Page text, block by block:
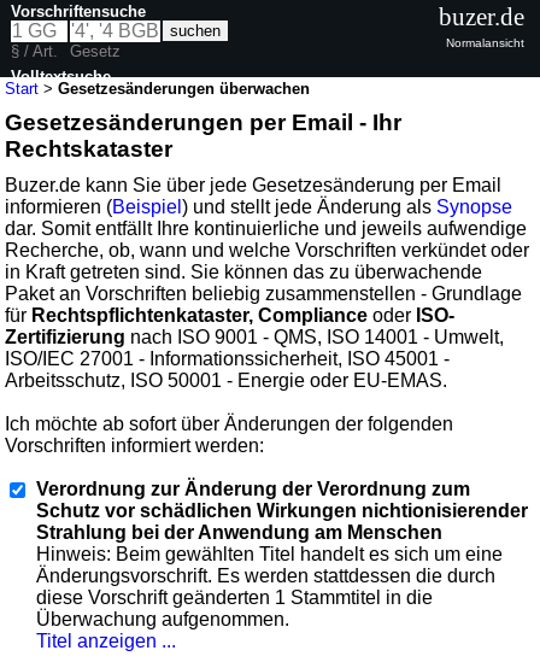
Start >Gesetzesänderungen überwachen
Gesetzesänderungen per Email - Ihr
Rechtskataster
Buzer.de kann Sie über jede Gesetzesänderung per Email
informieren (Beispiel) und stellt jede Änderung als Synopse
dar. Somit entfällt Ihre kontinuierliche und jeweils aufwendige
Recherche, ob, wann und welche Vorschriften verkündet oder
in Kraft getreten sind. Sie können das zu überwachende
Paket an Vorschriften beliebig zusammenstellen - Grundlage
für Rechtspflichtenkataster, Compliance oder ISO-
Zertifizierung nach ISO 9001 - QMS, ISO 14001 - Umwelt,
ISO/IEC 27001 - Informationssicherheit, ISO 45001 -
Arbeitsschutz, ISO 50001 - Energie oder EU-EMAS.
Ich möchte ab sofort über Änderungen der folgenden
Vorschriften informiert werden:
Verordnung zur Änderung der Verordnung zum
Schutz vor schädlichen Wirkungen nichtionisierender
Strahlung bei der Anwendung am Menschen
Hinweis: Beim gewählten Titel handelt es sich um eine
Änderungsvorschrift. Es werden stattdessen die durch
diese Vorschrift geänderten 1 Stammtitel in die
Überwachung aufgenommen.
Titel anzeigen ...
Vorschriftensuche
§ / Art.
Gesetz
Volltextsuche
buzer.de
Normalansicht